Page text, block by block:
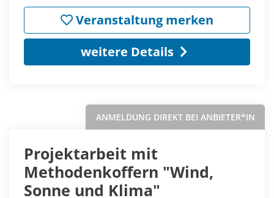
Veranstaltung merken
weitere Details
ANMELDUNG DIREKT BEI ANBIETER*IN
Projektarbeit mit
Methodenkoffern "Wind,
Sonne und Klima"